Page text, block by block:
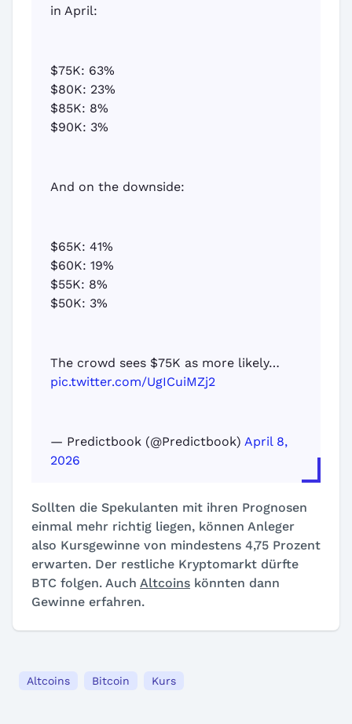
in April:
$75K: 63%
$80K: 23%
$85K: 8%
$90K: 3%
And on the downside:
$65K: 41%
$60K: 19%
$55K: 8%
$50K: 3%
The crowd sees $75K as more likely…
pic.twitter.com/UgICuiMZj2
— Predictbook (@Predictbook) April 8,
2026
Sollten die Spekulanten mit ihren Prognosen
einmal mehr richtig liegen, können Anleger
also Kursgewinne von mindestens 4,75 Prozent
erwarten. Der restliche Kryptomarkt dürfte
BTC folgen. Auch Altcoins könnten dann
Gewinne erfahren.
Altcoins Bitcoin Kurs